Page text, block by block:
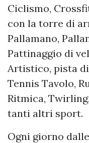
Ciclismo,
con la torre di
Pallamano,
Pattinaggio di
Artistico, pista
Tennis Tavolo,
Ritmica,
tanti altri sport.
Ogni giorno dalle